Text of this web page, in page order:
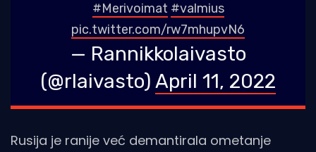
#Merivoimat #valmius
pic.twitter.com/rw7mhupvN6
— Rannikkolaivasto
(@rlaivasto) April 11, 2022
Rusija je ranije već demantirala ometanje